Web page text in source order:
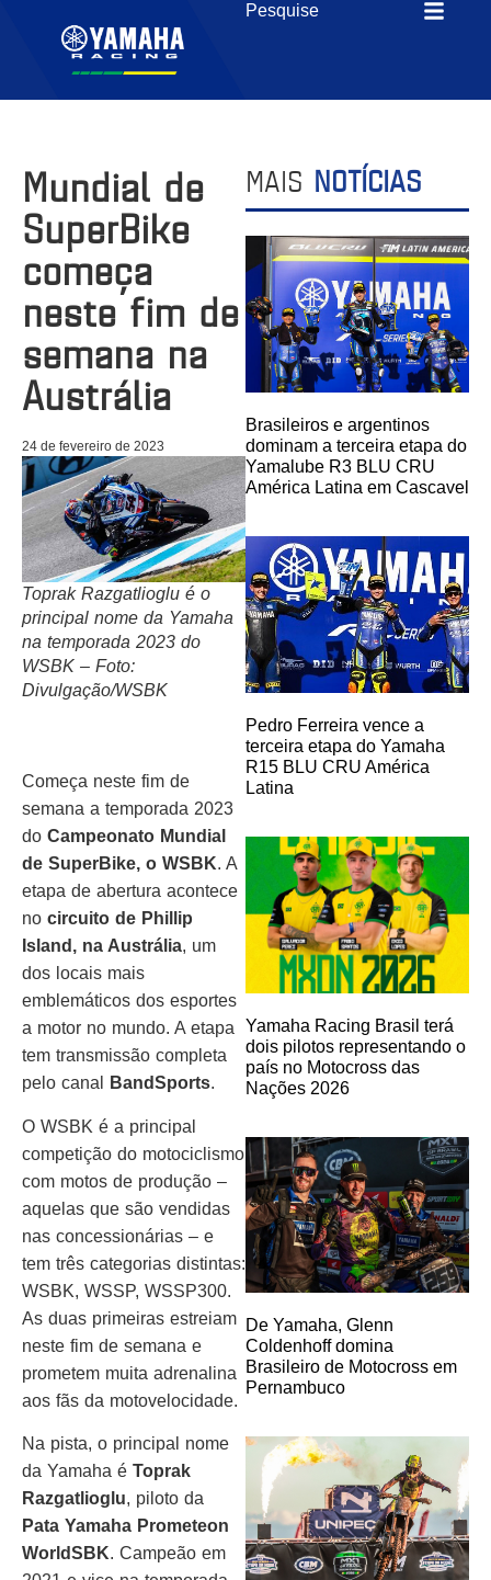
Mundial de
SuperBike
começa
neste fim de
semana na
Austrália
24 de fevereiro de 2023
Toprak Razgatlioglu é o
principal nome da Yamaha
na temporada 2023 do
WSBK – Foto:
Divulgação/WSBK
Começa neste fim de
semana a temporada 2023
do Campeonato Mundial
de SuperBike, o WSBK. A
etapa de abertura acontece
no circuito de Phillip
Island, na Austrália, um
dos locais mais
emblemáticos dos esportes
a motor no mundo. A etapa
tem transmissão completa
pelo canal
BandSports.
O WSBK é a principal
competição do motociclismo
com motos de produção –
aquelas que são vendidas
nas concessionárias – e
tem três categorias distintas:
WSBK, WSSP, WSSP300.
As duas primeiras estreiam
neste fim de semana e
prometem muita adrenalina
aos fãs da motovelocidade.
Na pista, o principal nome
da Yamaha é Toprak
Razgatlioglu, piloto da
Pata Yamaha Prometeon
WorldSBK. Campeão em
MAIS NOTÍCIAS
Brasileiros e argentinos
dominam a terceira etapa do
Yamalube R3 BLU CRU
América Latina em Cascavel
Pedro Ferreira vence a
terceira etapa do Yamaha
R15 BLU CRU América
Latina
Yamaha Racing Brasil terá
dois pilotos representando o
país no Motocross das
Nações 2026
De Yamaha, Glenn
Coldenhoff domina
Brasileiro de Motocross em
Pernambuco